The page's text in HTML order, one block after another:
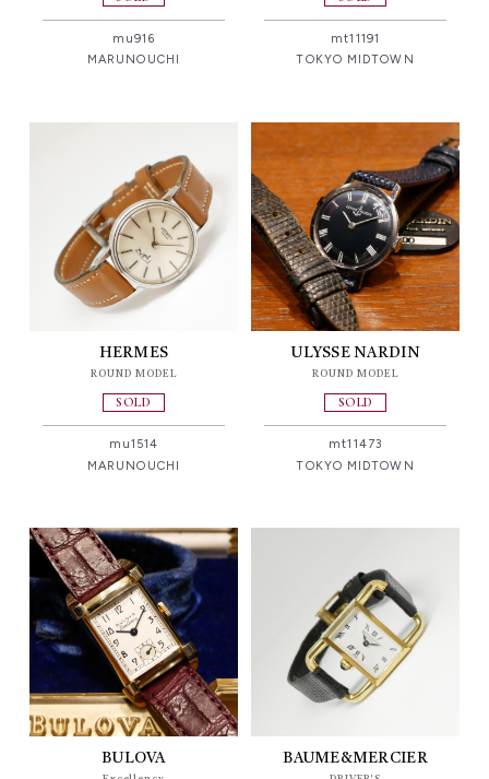
mu916
MARUNOUCHI
mt11191
TOKYO MIDTOWN
HERMES
ROUND MODEL
SOLD
mu1514
MARUNOUCHI
ULYSSE NARDIN
ROUND MODEL
SOLD
mt11473
TOKYO MIDTOWN
BULOVA BAUME&MERCIER